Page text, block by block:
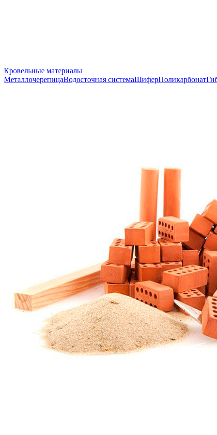
Кровельные материалы
МеталлочерепицаВодосточная системаШиферПоликарбонат